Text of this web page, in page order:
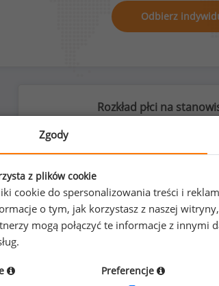
Odbierz
Rozkład płci na
1%
2
Zgody
z plików cookie
cookie do spersonalizowania treści i
o tym, jak korzystasz z naszej
mogą połączyć te informacje z
Preferencje